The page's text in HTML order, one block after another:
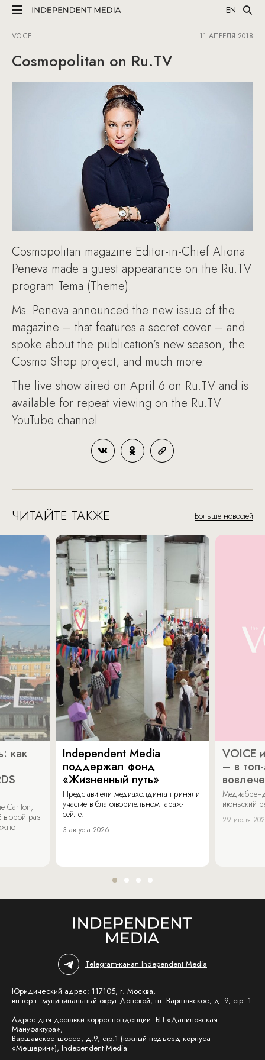
EN
VOICE 11 АПРЕЛЯ 2018
Cosmopolitan on Ru.TV
Cosmopolitan magazine Editor-in-Chief Aliona
Peneva made a guest appearance on the Ru.TV
program Tema (Theme).
Ms. Peneva announced the new issue of the
magazine – that features a secret cover – and
spoke about the publication’s new season, the
Cosmo Shop project, and much more.
The live show aired on April 6 on Ru.TV and is
available for repeat viewing on the Ru.TV
YouTube channel.
ЧИТАЙТЕ ТАКЖЕ Больше новостей
как
Carlton,
раз
Independent Media
поддержал фонд
«Жизненный путь»
Представители медиахолдинга приняли
участие в благотворительном гараж-
сейле.
3 августа 2026
VOICE
– в
июньский
29 июля
Telegram-канал Independent Media
Юридический адрес: 117105, г. Москва,
вн.тер.г. муниципальный округ Донской, ш. Варшавское, д. 9, стр. 1
Адрес для доставки корреспонденции: БЦ «Даниловская
Мануфактура»,
Варшавское шоссе, д.9, стр.1 (южный подъезд корпуса
«Мещерин»), Independent Media